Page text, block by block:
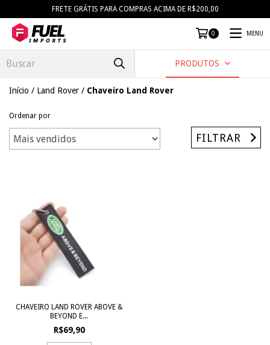
FRETE GRÁTIS PARA COMPRAS ACIMA DE R$200,00
0 MENU
PRODUTOS
Início / Land Rover / Chaveiro Land Rover
Ordenar por
FILTRAR
CHAVEIRO LAND ROVER ABOVE &
BEYOND E...
R$69,90